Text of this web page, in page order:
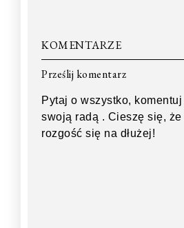
KOMENTARZE
Prześlij komentarz
Pytaj o wszystko,
swoją radą . Cieszę się,
rozgość się na dłużej!